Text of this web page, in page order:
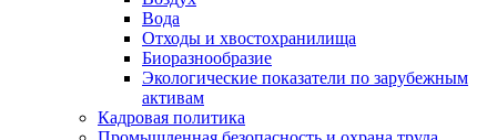
Вода
Отходы и хвостохранилища
Биоразнообразие
Экологические показатели по зарубежным
активам
Кадровая политика